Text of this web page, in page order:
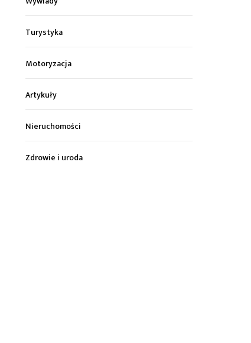
Turystyka
Motoryzacja
Artykuły
Nieruchomości
Zdrowie i uroda